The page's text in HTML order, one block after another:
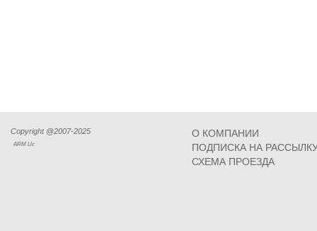
Copyright @2007-2025
ARM Llc
О КОМПАНИИ
ПОДПИСКА НА
СХЕМА ПРОЕЗДА